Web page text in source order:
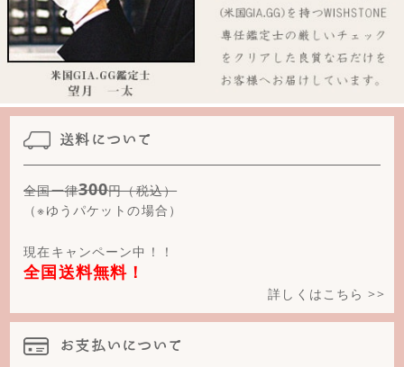
スモーキークォーツ(クリスタルカット)
スモーキークォーツ(フロスト)
スーパーセブン
タイガーアイ(イエロー)
タイガーアイ(グリーン)
タイガーアイ(ピンク)
タイガーアイ(ブルー)
タイガーアイ(レッド)
送料について
全国一律300円（税込）
（※ゆうパケットの場合）
現在キャンペーン中！！
全国送料無料！
詳しくはこちら >>
お支払いについて